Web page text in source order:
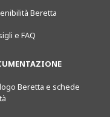
Beretta
e FAQ
Beretta e schede